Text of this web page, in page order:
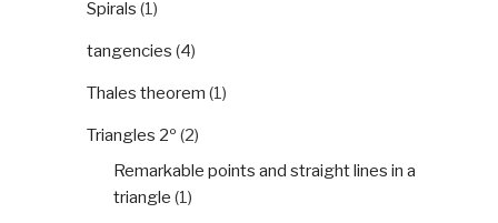
Spirals (1)
tangencies (4)
Thales theorem (1)
Triangles 2º (2)
Remarkable points and straight lines in a
triangle (1)